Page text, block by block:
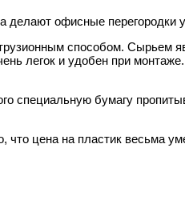
делают офисные перегородки
способом. Сырьем
легок и удобен при
специальную бумагу
цена на пластик весьма